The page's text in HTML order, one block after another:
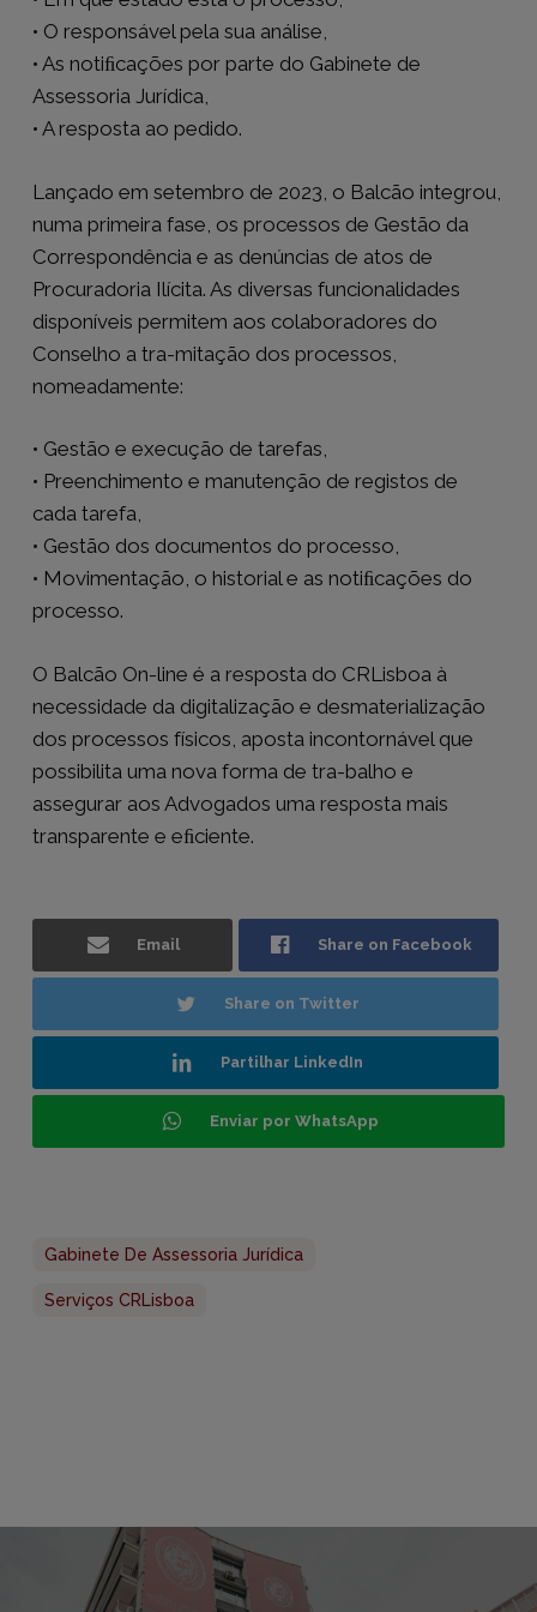
• O responsável pela sua análise,
• As notiﬁcações por parte do Gabinete de
Assessoria Jurídica,
• A resposta ao pedido.
Lançado em setembro de 2023, o Balcão integrou,
numa primeira fase, os processos de Gestão da
Correspondência e as denúncias de atos de
Procuradoria Ilícita. As diversas funcionalidades
disponíveis permitem aos colaboradores do
Conselho a tra-mitação dos processos,
nomeadamente:
• Gestão e execução de tarefas,
• Preenchimento e manutenção de registos de
cada tarefa,
• Gestão dos documentos do processo,
• Movimentação, o historial e as notiﬁcações do
processo.
O Balcão On-line é a resposta do CRLisboa à
necessidade da digitalização e desmaterialização
dos processos físicos, aposta incontornável que
possibilita uma nova forma de tra-balho e
assegurar aos Advogados uma resposta mais
transparente e eﬁciente.
Email Share on Facebook
Share on Twitter
Partilhar LinkedIn
Enviar por WhatsApp
Gabinete De Assessoria Jurídica
Serviços CRLisboa